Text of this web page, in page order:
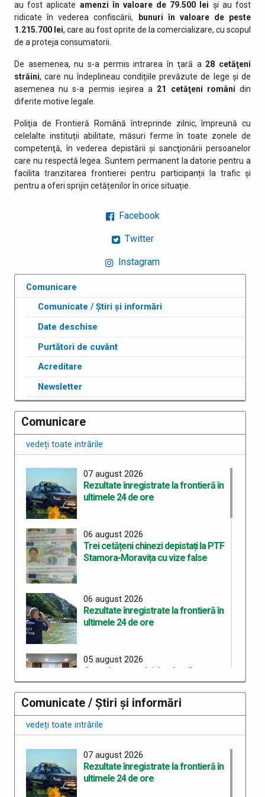
au fost aplicate amenzi în valoare de 79.500 lei și au fost
ridicate în vederea confiscării,
bunuri în valoare de peste
1.215.700 lei, care au fost oprite de la comercializare, cu scopul
de a proteja consumatorii.
De asemenea, nu s-a permis intrarea în ţară a 28 cetăţeni
străini, care nu îndeplineau condiţiile prevăzute de lege şi de
asemenea nu s-a permis ieşirea a 21 cetăţeni români din
diferite motive legale.
Poliţia de Frontieră Română întreprinde zilnic, împreună cu
celelalte instituţii abilitate, măsuri ferme în toate zonele de
competenţă, în vederea depistării şi sancţionării persoanelor
care nu respectă legea. Suntem permanent la datorie pentru a
facilita tranzitarea frontierei pentru participanții la trafic și
pentru a oferi sprijin cetățenilor în orice situație.
Facebook
Twitter
Instagram
Comunicare
Comunicate / Știri și informări
Date deschise
Purtători de cuvânt
Acreditare
Newsletter
Comunicare
vedeți toate intrările
07 august 2026
Rezultate înregistrate la frontieră în
ultimele 24 de ore
06 august 2026
Trei cetățeni chinezi depistați la PTF
Stamora-Moravița cu vize false
06 august 2026
Rezultate înregistrate la frontieră în
ultimele 24 de ore
05 august 2026
Organizarea celui de-al treilea
Workshop pentru elaborarea unei
curicule comune de pregătire în
cadrul proiectului “ROHU00634 –
SAFE – Together for a Safer Area”
Rezultate înregistrate la frontieră în
ultimele 24 de ore
Comunicate / Știri și informări
vedeți toate intrările
07 august 2026
Rezultate înregistrate la frontieră în
ultimele 24 de ore